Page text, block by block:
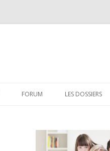
FORUM LES DOSSIERS
CODEVI